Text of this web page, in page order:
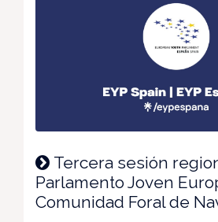
Tercera sesión
Parlamento Joven
Comunidad Foral de